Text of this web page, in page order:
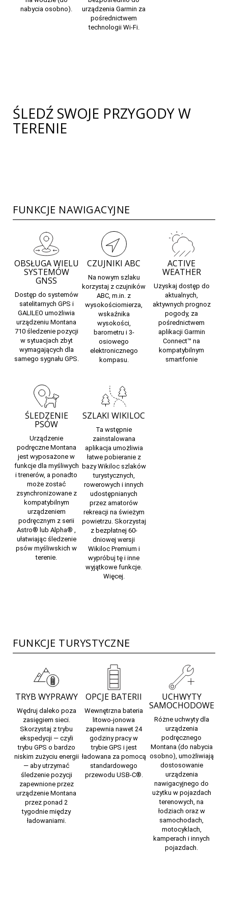
nabycia osobno).
urządzenia Garmin za
pośrednictwem
technologii Wi-Fi.
ŚLEDŹ SWOJE PRZYGODY W
TERENIE
FUNKCJE NAWIGACYJNE
OBSŁUGA WIELU
SYSTEMÓW
GNSS
Dostęp do systemów
satelitarnych GPS i
GALILEO umożliwia
urządzeniu Montana
710 śledzenie pozycji
w sytuacjach zbyt
wymagających dla
samego sygnału GPS.
CZUJNIKI ABC
Na nowym szlaku
korzystaj z czujników
ABC, m.in. z
wysokościomierza,
wskaźnika
wysokości,
barometru i 3-
osiowego
elektronicznego
kompasu.
ACTIVE
WEATHER
Uzyskaj dostęp do
aktualnych,
aktywnych prognoz
pogody, za
pośrednictwem
aplikacji Garmin
Connect™ na
kompatybilnym
smartfonie
ŚLEDZENIE
PSÓW
Urządzenie
podręczne Montana
jest wyposażone w
funkcje dla myśliwych
i trenerów, a ponadto
może zostać
zsynchronizowane z
kompatybilnym
urządzeniem
podręcznym z serii
Astro® lubAlpha® ,
ułatwiając śledzenie
psów myśliwskich w
terenie.
SZLAKI WIKILOC
Tawstępnie
zainstalowana
aplikacjaumożliwia
łatwe pobieranie z
bazy Wikiloc szlaków
turystycznych,
rowerowych i innych
udostępnianych
przez amatorów
rekreacji na świeżym
powietrzu. Skorzystaj
z bezpłatnej 60-
dniowej wersji
Wikiloc Premium i
wypróbuj tę i inne
wyjątkowe funkcje.
Więcej.
FUNKCJE TURYSTYCZNE
TRYB WYPRAWY
Wędruj daleko poza
zasięgiem sieci.
Skorzystaj z trybu
ekspedycji — czyli
trybu GPS o bardzo
niskim zużyciu energii
— aby utrzymać
śledzenie pozycji
zapewnione przez
urządzenie Montana
przez ponad 2
tygodnie między
ładowaniami.
OPCJE BATERII
Wewnętrzna bateria
litowo-jonowa
zapewnia nawet 24
godziny pracy w
trybie GPS i jest
ładowana za pomocą
standardowego
przewodu USB-C®.
UCHWYTY
SAMOCHODOWE
Różne uchwyty dla
urządzenia
podręcznego
Montana (do nabycia
osobno), umożliwiają
dostosowanie
urządzenia
nawigacyjnego do
użytku w pojazdach
terenowych, na
łodziach oraz w
samochodach,
motocyklach,
kamperach i innych
pojazdach.